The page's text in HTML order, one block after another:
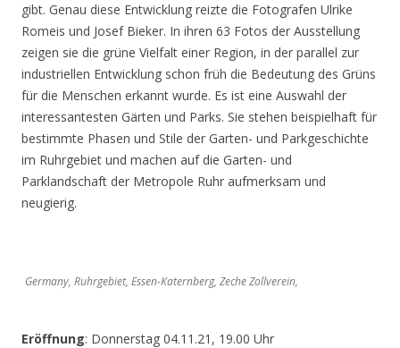
gibt. Genau diese Entwicklung reizte die Fotografen Ulrike
Romeis und Josef Bieker. In ihren 63 Fotos der Ausstellung
zeigen sie die grüne Vielfalt einer Region, in der parallel zur
industriellen Entwicklung schon früh die Bedeutung des Grüns
für die Menschen erkannt wurde. Es ist eine Auswahl der
interessantesten Gärten und Parks. Sie stehen beispielhaft für
bestimmte Phasen und Stile der Garten- und Parkgeschichte
im Ruhrgebiet und machen auf die Garten- und
Parklandschaft der Metropole Ruhr aufmerksam und
neugierig.
Germany, Ruhrgebiet, Essen-Katernberg, Zeche Zollverein,
Eröffnung: Donnerstag 04.11.21, 19.00 Uhr